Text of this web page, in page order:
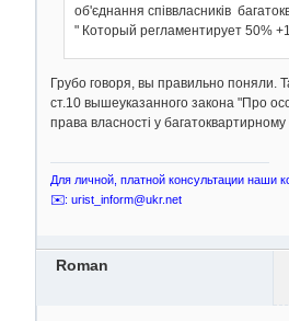
об'єднання співвласників
" Который регламентирует 50%
Грубо говоря, вы правильно поняли.
ст.10 вышеуказанного закона "Про
права власності у
Для личной, платной консультации наши
✉️: urist_inform@ukr.net
Roman